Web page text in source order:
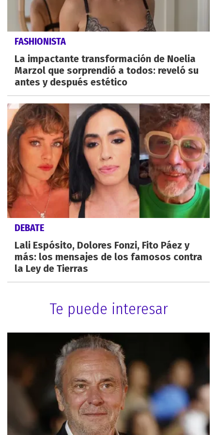
FASHIONISTA
La impactante transformación de Noelia
Marzol que sorprendió a todos: reveló su
antes y después estético
DEBATE
Lali Espósito, Dolores Fonzi, Fito Páez y
más: los mensajes de los famosos contra
la Ley de Tierras
Te puede interesar